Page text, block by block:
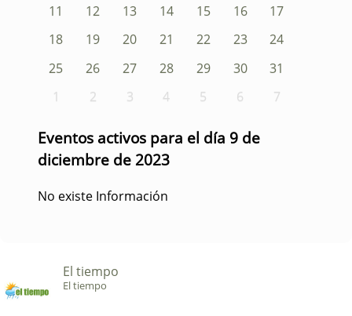
11
12 13 14 15 16
17
18
19 20 21 22 23
24
25
26 27 28 29 30
31
1
2 3 4 5 6 7
Eventos activos para el día 9 de
diciembre de 2023
No existe Información
El tiempo
El tiempo